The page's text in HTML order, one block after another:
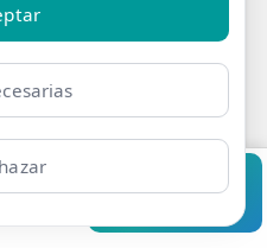
y
de
Consultar